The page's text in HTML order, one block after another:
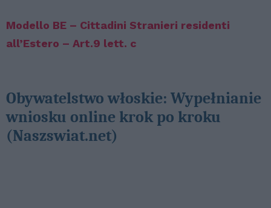
Modello BE – Cittadini Stranieri residenti
all’Estero – Art.9 lett. c
Obywatelstwo włoskie: Wypełnianie
wniosku online krok po kroku
(Naszswiat.net)